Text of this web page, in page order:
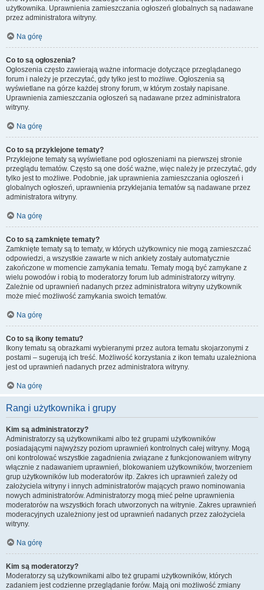
użytkownika. Uprawnienia zamieszczania ogłoszeń globalnych są nadawane
przez administratora witryny.
Na górę
Co to są ogłoszenia?
Ogłoszenia często zawierają ważne informacje dotyczące przeglądanego
forum i należy je przeczytać, gdy tylko jest to możliwe. Ogłoszenia są
wyświetlane na górze każdej strony forum, w którym zostały napisane.
Uprawnienia zamieszczania ogłoszeń są nadawane przez administratora
witryny.
Na górę
Co to są przyklejone tematy?
Przyklejone tematy są wyświetlane pod ogłoszeniami na pierwszej stronie
przeglądu tematów. Często są one dość ważne, więc należy je przeczytać, gdy
tylko jest to możliwe. Podobnie, jak uprawnienia zamieszczania ogłoszeń i
globalnych ogłoszeń, uprawnienia przyklejania tematów są nadawane przez
administratora witryny.
Na górę
Co to są zamknięte tematy?
Zamknięte tematy są to tematy, w których użytkownicy nie mogą zamieszczać
odpowiedzi, a wszystkie zawarte w nich ankiety zostały automatycznie
zakończone w momencie zamykania tematu. Tematy mogą być zamykane z
wielu powodów i robią to moderatorzy forum lub administratorzy witryny.
Zależnie od uprawnień nadanych przez administratora witryny użytkownik
może mieć możliwość zamykania swoich tematów.
Na górę
Co to są ikony tematu?
Ikony tematu są obrazkami wybieranymi przez autora tematu skojarzonymi z
postami – sugerują ich treść. Możliwość korzystania z ikon tematu uzależniona
jest od uprawnień nadanych przez administratora witryny.
Na górę
Rangi użytkownika i grupy
Kim są administratorzy?
Administratorzy są użytkownikami albo też grupami użytkowników
posiadającymi najwyższy poziom uprawnień kontrolnych całej witryny. Mogą
oni kontrolować wszystkie zagadnienia związane z funkcjonowaniem witryny
włącznie z nadawaniem uprawnień, blokowaniem użytkowników, tworzeniem
grup użytkowników lub moderatorów itp. Zakres ich uprawnień zależy od
założyciela witryny i innych administratorów mających prawo nominowania
nowych administratorów. Administratorzy mogą mieć pełne uprawnienia
moderatorów na wszystkich forach utworzonych na witrynie. Zakres uprawnień
moderacyjnych uzależniony jest od uprawnień nadanych przez założyciela
witryny.
Na górę
Kim są moderatorzy?
Moderatorzy są użytkownikami albo też grupami użytkowników, których
zadaniem jest codzienne przeglądanie forów. Mają oni możliwość zmiany